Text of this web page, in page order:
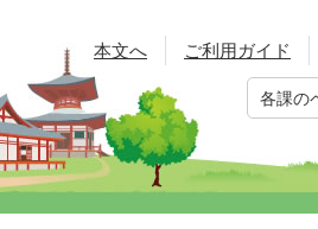
本文へ ご利用ガイド
各課の